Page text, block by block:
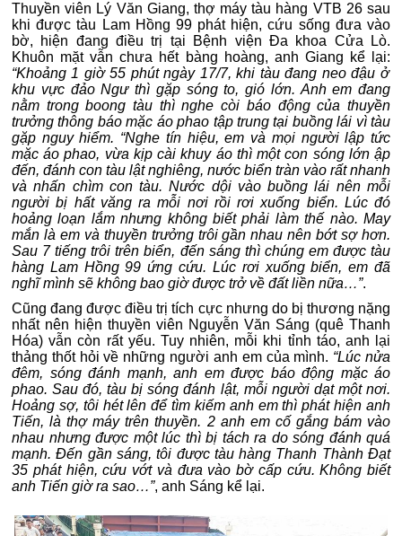
Thuyền viên Lý Văn Giang, thợ máy tàu hàng VTB 26 sau
khi được tàu Lam Hồng 99 phát hiện, cứu sống đưa vào
bờ, hiện đang điều trị tại Bệnh viện Đa khoa Cửa Lò.
Khuôn mặt vẫn chưa hết bàng hoàng, anh Giang kể lại:
“Khoảng 1 giờ 55 phút ngày 17/7, khi tàu đang neo đậu ở
khu vực đảo Ngư thì gặp sóng to, gió lớn. Anh em đang
nằm trong boong tàu thì nghe còi báo động của thuyền
trưởng thông báo mặc áo phao tập trung tại buồng lái vì tàu
gặp nguy hiểm. “Nghe tín hiệu, em và mọi người lập tức
mặc áo phao, vừa kịp cài khuy áo thì một con sóng lớn ập
đến, đánh con tàu lật nghiêng, nước biển tràn vào rất nhanh
và nhấn chìm con tàu. Nước dội vào buồng lái nên mỗi
người bị hất văng ra mỗi nơi rồi rơi xuống biển. Lúc đó
hoảng loạn lắm nhưng không biết phải làm thế nào. May
mắn là em và thuyền trưởng trôi gần nhau nên bớt sợ hơn.
Sau 7 tiếng trôi trên biển, đến sáng thì chúng em được tàu
hàng Lam Hồng 99 ứng cứu. Lúc rơi xuống biển, em đã
nghĩ mình sẽ không bao giờ được trở về đất liền nữa…”.
Cũng đang được điều trị tích cực nhưng do bị thương nặng
nhất nên hiện thuyền viên Nguyễn Văn Sáng (quê Thanh
Hóa) vẫn còn rất yếu. Tuy nhiên, mỗi khi tỉnh táo, anh lại
thảng thốt hỏi về những người anh em của mình. “Lúc nửa
đêm, sóng đánh mạnh, anh em được báo động mặc áo
phao. Sau đó, tàu bị sóng đánh lật, mỗi người dạt một nơi.
Hoảng sợ, tôi hét lên để tìm kiếm anh em thì phát hiện anh
Tiến, là thợ máy trên thuyền. 2 anh em cố gắng bám vào
nhau nhưng được một lúc thì bị tách ra do sóng đánh quá
mạnh. Đến gần sáng, tôi được tàu hàng Thanh Thành Đạt
35 phát hiện, cứu vớt và đưa vào bờ cấp cứu. Không biết
anh Tiến giờ ra sao…”, anh Sáng kể lại.